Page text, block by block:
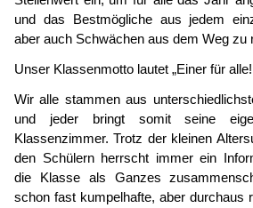
und das Bestmögliche aus jedem
aber auch Schwächen aus dem Weg zu
Unser Klassenmotto lautet „Einer für
Wir alle stammen aus
und jeder bringt somit seine
Klassenzimmer. Trotz der kleinen
den Schülern herrscht immer ein
die Klasse als Ganzes
schon fast kumpelhafte, aber durchaus